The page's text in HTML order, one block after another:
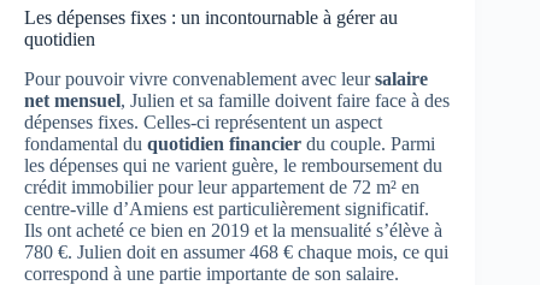
Les dépenses fixes : un incontournable à gérer au
quotidien
Pour pouvoir vivre convenablement avec leursalaire
net mensuel, Julien et sa famille doivent faire face à des
dépenses fixes. Celles-ci représentent un aspect
fondamental du quotidien financier du couple. Parmi
les dépenses qui ne varient guère, le remboursement du
crédit immobilier pour leur appartement de 72 m² en
centre-ville d’Amiens est particulièrement significatif.
Ils ont acheté ce bien en 2019 et la mensualité s’élève à
780 €. Julien doit en assumer 468 € chaque mois, ce qui
correspond à une partie importante de son salaire.